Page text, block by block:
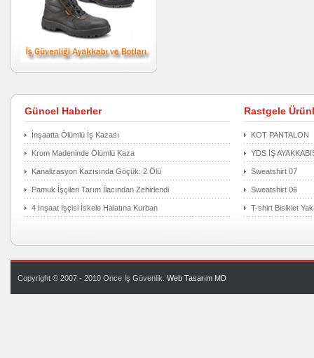
Güncel Haberler
İnşaatta Ölümlü İş Kazası
Krom Madeninde Ölümlü Kaza
Kanalizasyon Kazısında Göçük: 2 Ölü
Pamuk İşçileri Tarım İlacından Zehirlendi
4 İnşaat İşçisi İskele Halatına Kurban
Rastgele
KOT PANTALON
YDS İŞ
Sweatshirt 07
Sweatshirt 06
T-shirt Bisiklet
Copyright © 2007 - 2010 Once İş Güvenlik. Web Tasarım MD